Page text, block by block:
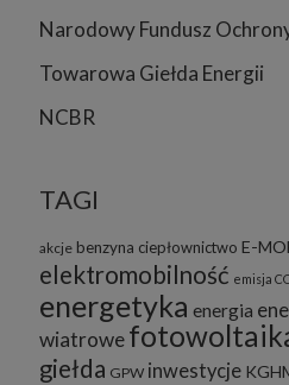
Narodowy Fundusz
Towarowa Giełda Energii
NCBR
TAGI
akcje benzyna ciepłownictwo E-
elektromobilność emisja
energetyka energia
wiatrowe
giełda GPW inwestycje